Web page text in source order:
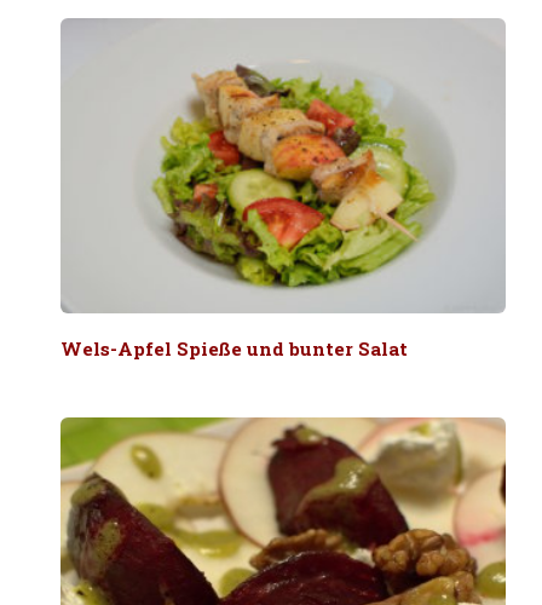
Wels-Apfel Spieße und bunter Salat